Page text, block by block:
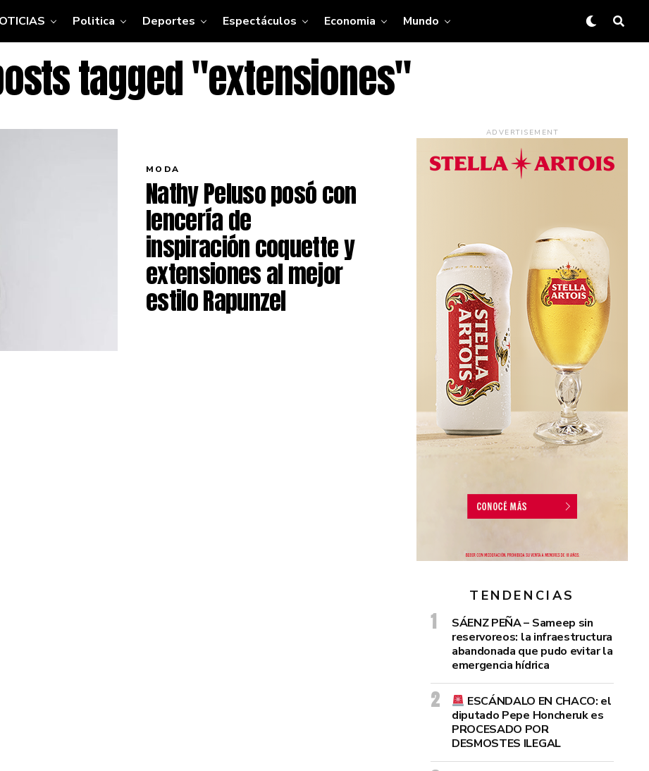
Politica Deportes Espectáculos Economia Mundo
tagged "extensiones"
MODA
Nathy Peluso posó con
lencería de
inspiración coquette y
extensiones al mejor
estilo Rapunzel
ADVERTISEMENT
TENDENCIAS
SÁENZ PEÑA – Sameep sin
reservoreos: la infraestructura
abandonada que pudo evitar la
emergencia hídrica
ESCÁNDALO EN CHACO: el
diputado Pepe Honcheruk es
PROCESADO POR
DESMOSTES ILEGAL